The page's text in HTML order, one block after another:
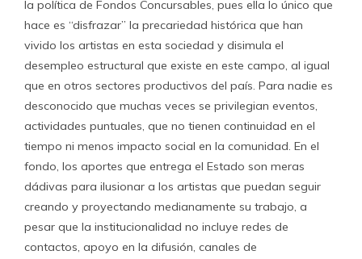
la política de Fondos Concursables, pues ella lo único que
hace es “disfrazar” la precariedad histórica que han
vivido los artistas en esta sociedad y disimula el
desempleo estructural que existe en este campo, al igual
que en otros sectores productivos del país. Para nadie es
desconocido que muchas veces se privilegian eventos,
actividades puntuales, que no tienen continuidad en el
tiempo ni menos impacto social en la comunidad. En el
fondo, los aportes que entrega el Estado son meras
dádivas para ilusionar a los artistas que puedan seguir
creando y proyectando medianamente su trabajo, a
pesar que la institucionalidad no incluye redes de
contactos, apoyo en la difusión, canales de